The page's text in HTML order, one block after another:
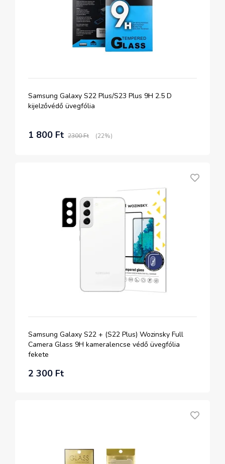
Samsung Galaxy S22 Plus/S23 Plus 9H 2.5 D
kijelzővédő üvegfólia
1 800 Ft 2300 Ft (22%)
Samsung Galaxy S22 + (S22 Plus) Wozinsky Full
Camera Glass 9H kameralencse védő üvegfólia
fekete
2 300 Ft